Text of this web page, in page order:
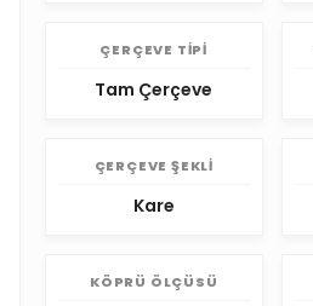
ÇERÇEVE TIPI
Tam Çerçeve
ÇERÇEVE ŞEKLI
Kare
KÖPRÜ ÖLÇÜSÜ